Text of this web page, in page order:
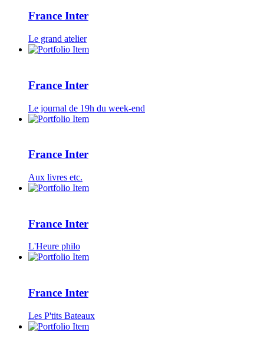
France Inter
Le grand atelier
France Inter
Le journal de 19h du week-end
France Inter
Aux livres etc.
France Inter
L'Heure philo
France Inter
Les P'tits Bateaux